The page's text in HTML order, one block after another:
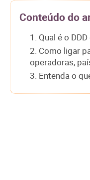
Conteúdo do
1. Qual é o
2. Como ligar
operadoras,
3. Entenda o